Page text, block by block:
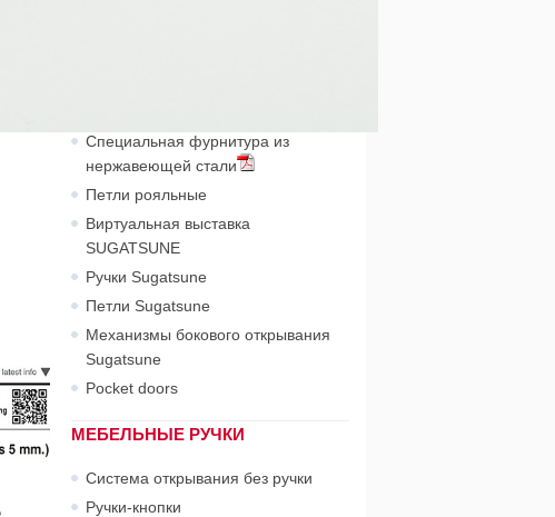
Специальная фурнитура из
нержавеющей стали
Петли рояльные
Виртуальная выставка
SUGATSUNE
Ручки Sugatsune
Петли Sugatsune
Механизмы бокового открывания
Sugatsune
Pocket doors
МЕБЕЛЬНЫЕ РУЧКИ
Система открывания без ручки
Ручки-кнопки